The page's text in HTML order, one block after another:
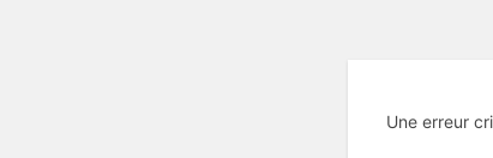
Une erreur